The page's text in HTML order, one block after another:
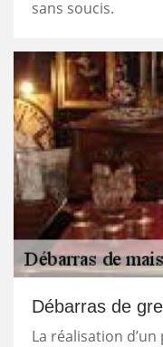
sans soucis.
Débarras de
La réalisation